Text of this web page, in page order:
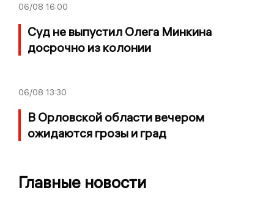
06/08 16:00
Суд не выпустил Олега Минкина
досрочно из колонии
06/08 13:30
В Орловской области вечером
ожидаются грозы и град
Главные новости